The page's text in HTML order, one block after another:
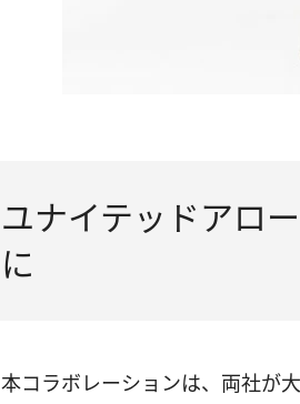
ユナイテッドアロ
に
本コラボレーションは、両社が